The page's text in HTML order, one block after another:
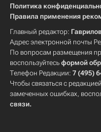
Политика
Правила применения
Главный редактор:
Адрес электронной почты
По вопросам размещения
воспользуйтесьформой
Телефон Редакции: 7 (495)
Чтобы связаться с
замеченных ошибках,
связи.